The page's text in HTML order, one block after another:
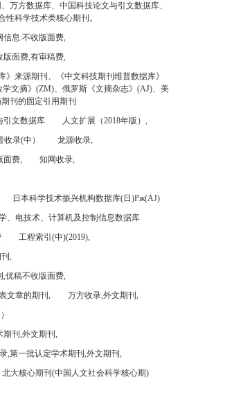
万方数据库、中国科技论文与引文数据库、
科学技术类核心期刊。
信息:不收版面费,
版面费,有审稿费,
来源期刊、《中文科技期刊维普数据库》
文摘》(ZM)、俄罗斯《文摘杂志》(AJ)、美
刊的固定引用期刊
引文数据库
人文扩展（2018年版）,
收录(中）
龙源收录,
面费,
知网收录,
日本科学技术振兴机构数据库(日)Pж(AJ)
、电技术、计算机及控制信息数据库
工程索引(中)(2019),
,
,优稿不收版面费,
文章的期刊,
万方收录,外文期刊,
期刊,外文期刊,
,第一批认定学术期刊,外文期刊,
北大核心期刊(中国人文社会科学核心期)